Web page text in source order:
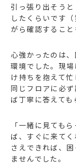
引っ張り出そう
したくらいです
がら確認すること
心強かったのは
環境でした。現
け持ちを抱えて忙
同じフロアに必
ば丁寧に答えても
「一緒に見ても
ば、すぐに来て
さえできれば、
ませんでした。